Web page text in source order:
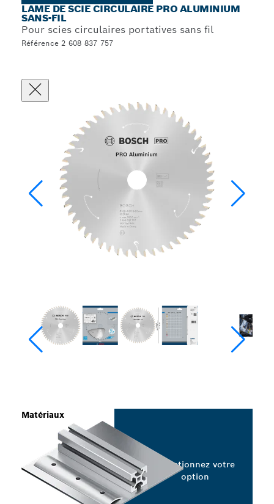
LAME DE SCIE CIRCULAIRE PRO ALUMINIUM
SANS-FIL
Pour scies circulaires portatives sans fil
Référence 2 608 837 757
Matériaux
Sélectionnez votre
option